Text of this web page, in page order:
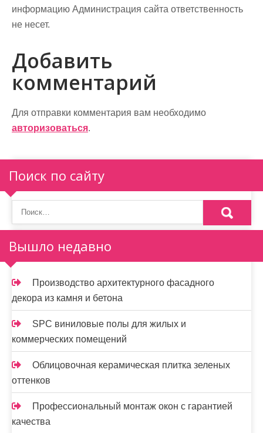
информацию Администрация сайта ответственность
не несет.
Добавить
комментарий
Для отправки комментария вам необходимо
авторизоваться.
Поиск по сайту
Вышло недавно
Производство архитектурного фасадного
декора из камня и бетона
SPC виниловые полы для жилых и
коммерческих помещений
Облицовочная керамическая плитка зеленых
оттенков
Профессиональный монтаж окон с гарантией
качества